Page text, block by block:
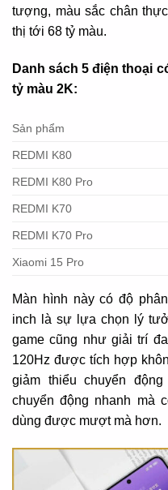
tượng, màu sắc chân
thị tới 68 tỷ màu.
Danh sách 5 điện thoại
tỷ màu 2K:
Sản phẩm
REDMI K80
REDMI K80 Pro
REDMI K70
REDMI K70 Pro
Xiaomi 15 Pro
Màn hình này có độ
inch là sự lựa chọn lý
game cũng như giải trí
120Hz được tích hợp
giảm thiểu chuyển
chuyển động nhanh mà
dùng được mượt mà hơn.